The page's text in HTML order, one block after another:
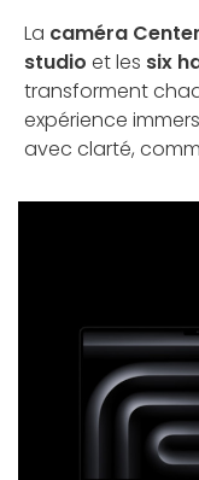
La caméra
studio et les six
transforment
expérience
avec clarté,